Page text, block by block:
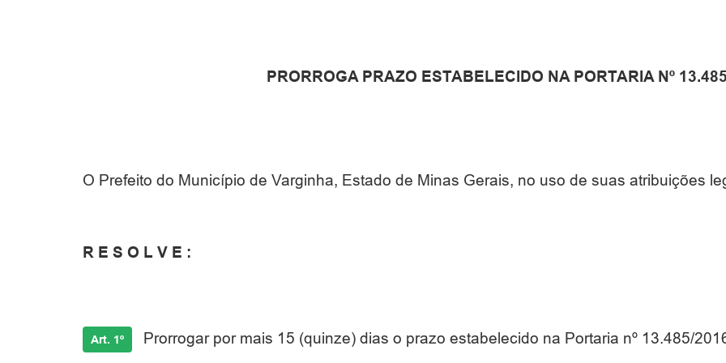
PRORROGA PRAZO ESTABELECIDO NA PORTARIA Nº
O Prefeito do Município de Varginha, Estado de Minas Gerais, no uso de suas atribuições
R E S O L V E :
Art. 1º Prorrogar por mais 15 (quinze) dias o prazo estabelecido na Portaria nº 13.485/